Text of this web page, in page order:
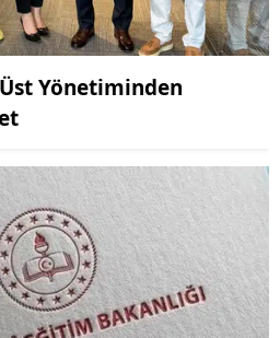
Kilis
Osmaniye
Düzce
Yönetiminden